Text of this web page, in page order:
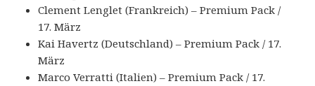
Clement Lenglet (Frankreich) – Premium Pack /
17. März
Kai Havertz (Deutschland) – Premium Pack / 17.
März
Marco Verratti (Italien) – Premium Pack / 17.